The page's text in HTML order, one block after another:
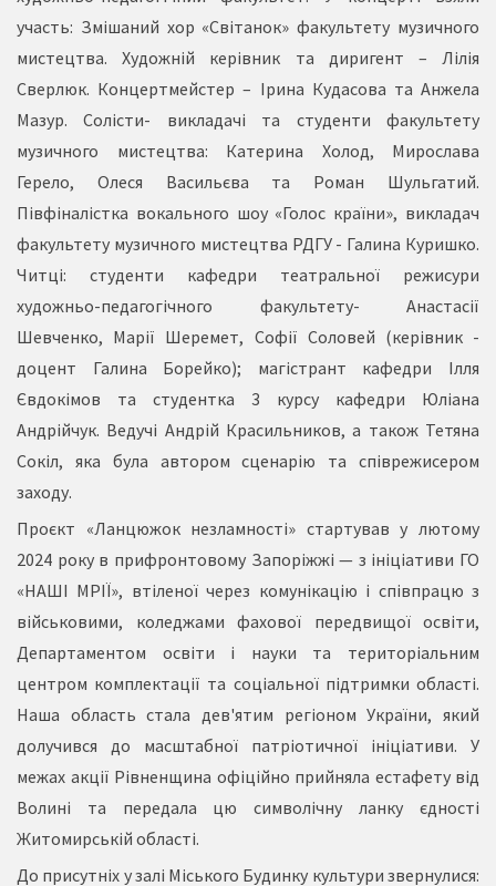
участь: Змішаний хор «Світанок» факультету музичного
мистецтва. Художній керівник та диригент – Лілія
Сверлюк. Концертмейстер – Ірина Кудасова та Анжела
Мазур. Солісти- викладачі та студенти факультету
музичного мистецтва: Катерина Холод, Мирослава
Герело, Олеся Васильєва та Роман Шульгатий.
Півфіналістка вокального шоу «Голос країни», викладач
факультету музичного мистецтва РДГУ - Галина Куришко.
Читці: студенти кафедри театральної режисури
художньо-педагогічного факультету- Анастасії
Шевченко, Марії Шеремет, Софії Соловей (керівник -
доцент Галина Борейко); магістрант кафедри Ілля
Євдокімов та студентка 3 курсу кафедри Юліана
Андрійчук. Ведучі Андрій Красильников, а також Тетяна
Сокіл, яка була автором сценарію та співрежисером
заходу.
Проєкт «Ланцюжок незламності» стартував у лютому
2024 року в прифронтовому Запоріжжі — з ініціативи ГО
«НАШІ МРІЇ», втіленої через комунікацію і співпрацю з
військовими, коледжами фахової передвищої освіти,
Департаментом освіти і науки та територіальним
центром комплектації та соціальної підтримки області.
Наша область стала дев'ятим регіоном України, який
долучився до масштабної патріотичної ініціативи. У
межах акції Рівненщина офіційно прийняла естафету від
Волині та передала цю символічну ланку єдності
Житомирській області.
До присутніх у залі Міського Будинку культури звернулися: